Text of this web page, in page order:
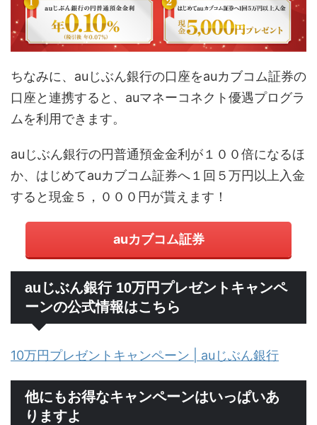
ちなみに、auじぶん銀行の口座をauカブコム証券の
口座と連携すると、auマネーコネクト優遇プログラ
ムを利用できます。
auじぶん銀行の円普通預金金利が１００倍になるほ
か、はじめてauカブコム証券へ１回５万円以上入金
すると現金５，０００円が貰えます！
auカブコム証券
auじぶん銀行 10万円プレゼントキャンペ
ーンの公式情報はこちら
10万円プレゼントキャンペーン | auじぶん銀行
他にもお得なキャンペーンはいっぱいあ
りますよ